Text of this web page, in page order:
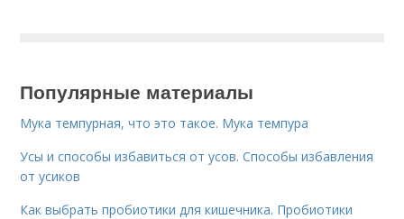
Популярные материалы
Мука темпурная, что это такое. Мука темпура
Усы и способы избавиться от усов. Способы избавления
от усиков
Как выбрать пробиотики для кишечника. Пробиотики